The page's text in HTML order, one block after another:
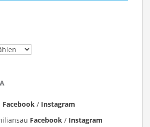
Facebook / Instagram
Facebook / Instagram